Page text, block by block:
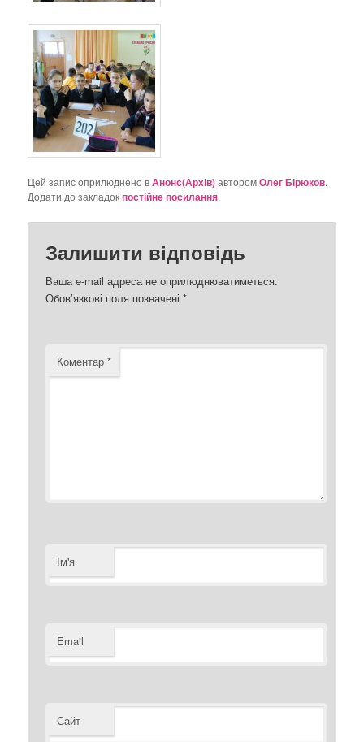
Цей запис оприлюднено вАнонс(Архів)авторомОлег Бірюков.
Додати до закладокпостійне посилання.
Залишити відповідь
Ваша e-mail адреса не оприлюднюватиметься.
Обов’язкові поля позначені*
Коментар*
Ім'я
Email
Сайт